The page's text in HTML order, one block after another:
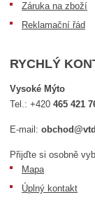
Záruka na zboží
Reklamační řád
RYCHLÝ
Vysoké Mýto
Tel.:+420465 421
E-mail:
Přijďte si osobně
Mapa
Úplný kontakt